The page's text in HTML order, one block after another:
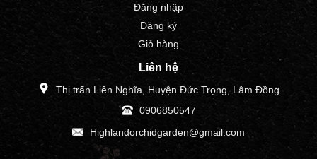
Đăng nhập
Đăng ký
Giỏ hàng
Liên hệ
Thị trấn Liên Nghĩa, Huyện Đức Trọng, Lâm Đồng
0906850547
Highlandorchidgarden@gmail.com